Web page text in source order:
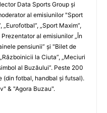
Data Sports Group şi
al emisiunilor "Sport
„Eurofotbal”, „Sport Maxim”,
al emisiunilor „În
pensiunii” şi "Bilet de
la Ciuta”, „Meciuri
al Buzăului”. Peste 200
fotbal, handbal şi futsal).
& "Agora Buzau".